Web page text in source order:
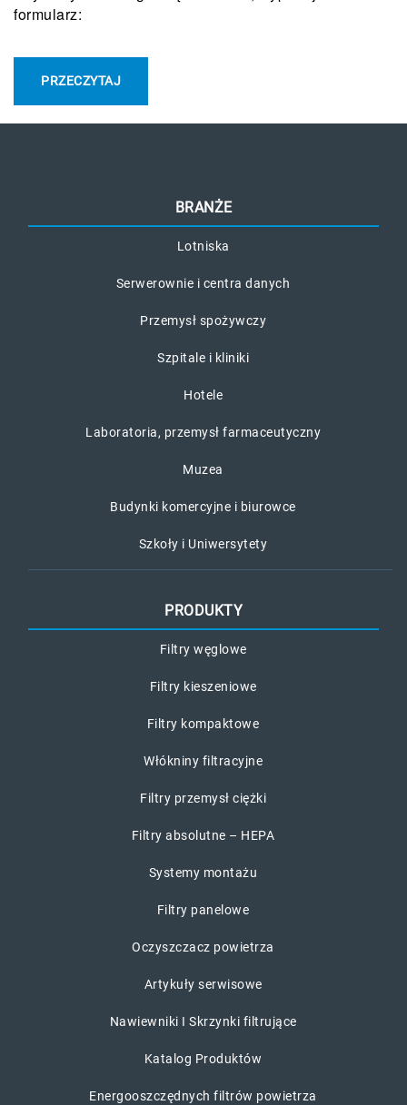
formularz:
PRZECZYTAJ
BRANŻE
Lotniska
Serwerownie i centra danych
Przemysł spożywczy
Szpitale i kliniki
Hotele
Laboratoria, przemysł farmaceutyczny
Muzea
Budynki komercyjne i biurowce
Szkoły i Uniwersytety
PRODUKTY
Filtry węglowe
Filtry kieszeniowe
Filtry kompaktowe
Włókniny filtracyjne
Filtry przemysł ciężki
Filtry absolutne – HEPA
Systemy montażu
Filtry panelowe
Oczyszczacz powietrza
Artykuły serwisowe
Nawiewniki I Skrzynki filtrujące
Katalog Produktów
Energooszczędnych filtrów powietrza